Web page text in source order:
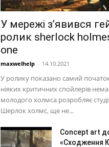
У мережі з’явився
ролик sherlock
one
maxwelhelp - 14.10.2021
У ролику показано самий
ніяких критичних спойлерів
молодого холмса розробляє
Шерлок холмс, ще не...
Concept art
«Сходження